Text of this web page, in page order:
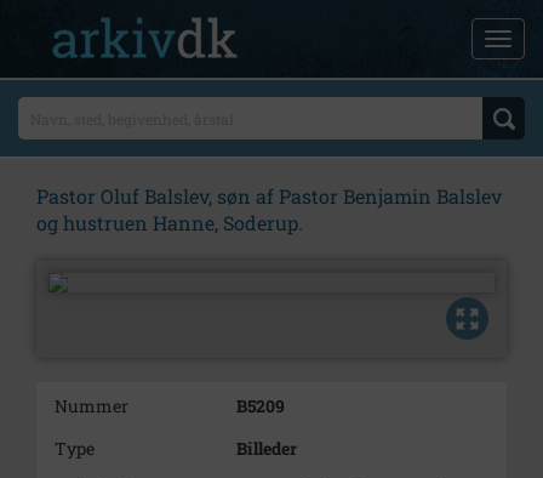
Pastor Oluf Balslev, søn af Pastor Benjamin Balslev
og hustruen Hanne, Soderup.
Nummer
B5209
Type
Billeder